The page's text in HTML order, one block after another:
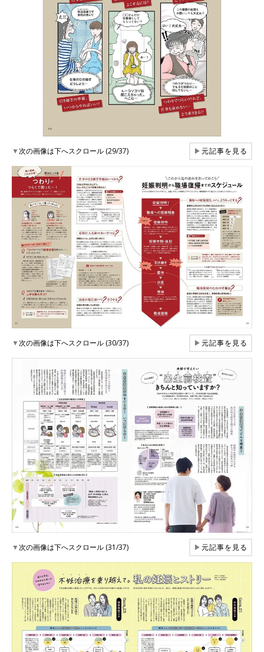
▼次の画像は下へスクロール (29/37) ▶元記事を見る
▼次の画像は下へスクロール (30/37) ▶元記事を見る
▼次の画像は下へスクロール (31/37) ▶元記事を見る